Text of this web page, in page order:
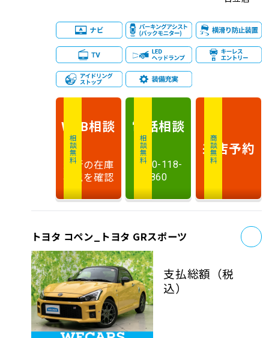
相談無料
WEB相談
最新の在庫
状況を確認
相談無料
電話相談
0120-118-
860
商談無料
来店予約
トヨタ コペン_トヨタ GRスポーツ
支払総額 （税
込）